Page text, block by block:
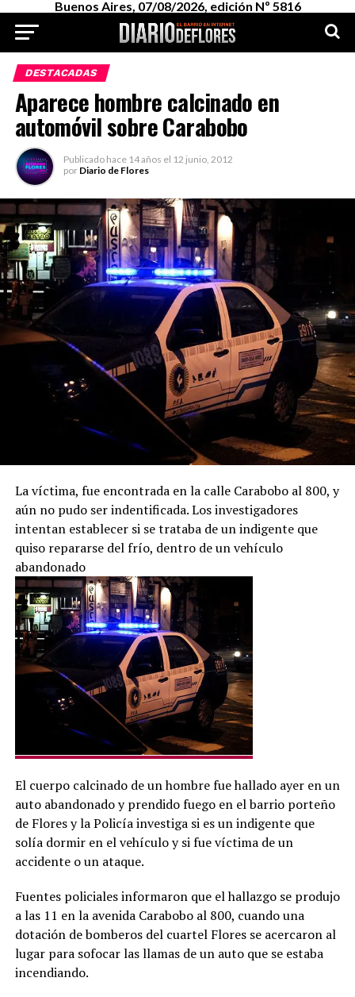
Buenos Aires, 07/08/2026, edición Nº 5816
DESTACADAS
Aparece hombre calcinado en
automóvil sobre Carabobo
Publicado hace 14 años el 12 junio, 2012
por Diario de Flores
La víctima, fue encontrada en la calle Carabobo al 800, y
aún no pudo ser indentificada. Los investigadores
intentan establecer si se trataba de un indigente que
quiso repararse del frío, dentro de un vehículo
abandonado
El cuerpo calcinado de un hombre fue hallado ayer en un
auto abandonado y prendido fuego en el barrio porteño
de Flores y la Policía investiga si es un indigente que
solía dormir en el vehículo y si fue víctima de un
accidente o un ataque.
Fuentes policiales informaron que el hallazgo se produjo
a las 11 en la avenida Carabobo al 800, cuando una
dotación de bomberos del cuartel Flores se acercaron al
lugar para sofocar las llamas de un auto que se estaba
incendiando.